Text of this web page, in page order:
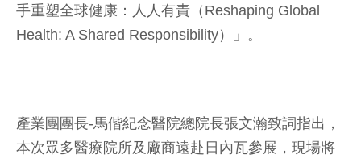
手重塑全球健康：人人有責（Reshaping Global
Health: A Shared Responsibility）」。
產業團團長-馬偕紀念醫院總院長張文瀚致詞指出，
本次眾多醫療院所及廠商遠赴日內瓦參展，現場將